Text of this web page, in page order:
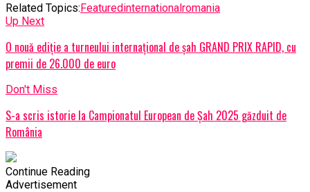
Related Topics:Featuredinternationalromania
Up Next
O nouă ediție a turneului internațional de șah GRAND PRIX RAPID, cu
premii de 26.000 de euro
Don't Miss
S-a scris istorie la Campionatul European de Șah 2025 găzduit de
România
Continue Reading
Advertisement